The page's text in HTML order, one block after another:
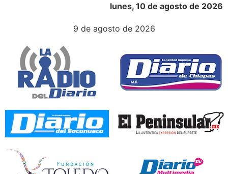
lunes, 10 de agosto de 2026
9 de agosto de 2026